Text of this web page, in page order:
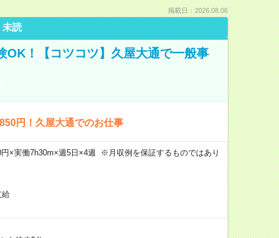
掲載日：2026.08.06
未読
OK！【コツコツ】久屋大通で一般事
円！久屋大通でのお仕事
×実働7h30m×週5日×4週 ※月収例を保証するものではあり
給